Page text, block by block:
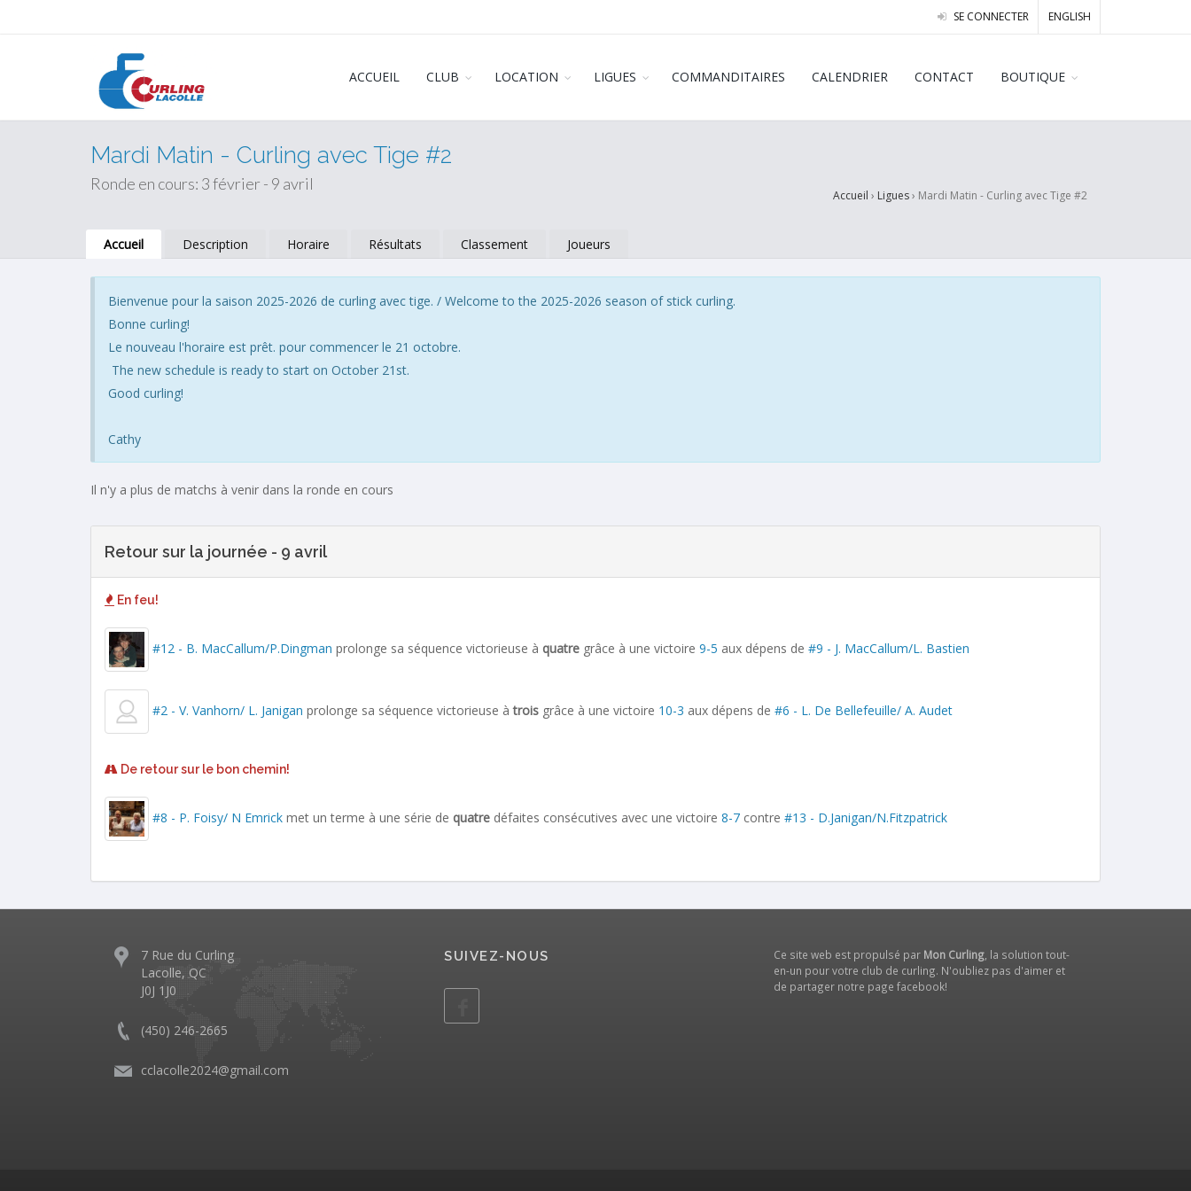
SE CONNECTER ENGLISH
ACCUEIL CLUB LOCATION LIGUES COMMANDITAIRES CALENDRIER CONTACT BOUTIQUE
Mardi Matin - Curling avec Tige #2
Ronde en cours: 3 février - 9 avril
Accueil › Ligues› Mardi Matin - Curling avec Tige #2
Accueil Description Horaire Résultats Classement Joueurs
Bienvenue pour la saison 2025-2026 de curling avec tige. / Welcome to the 2025-2026 season of stick curling.
Bonne curling!
Le nouveau l'horaire est prêt. pour commencer le 21 octobre.
The new schedule is ready to start on October 21st.
Good curling!
Cathy
Il n'y a plus de matchs à venir dans la ronde en cours
Retour sur la journée - 9 avril
En feu!
#12 - B. MacCallum/P.Dingman prolonge sa séquence victorieuse à quatre grâce à une victoire 9-5 aux dépens de #9 - J. MacCallum/L. Bastien
#2 - V. Vanhorn/ L. Janigan prolonge sa séquence victorieuse àtrois grâce à une victoire 10-3 aux dépens de #6 - L. De Bellefeuille/ A. Audet
De retour sur le bon chemin!
#8 - P. Foisy/ N Emrick met un terme à une série de quatre défaites consécutives avec une victoire 8-7 contre #13 - D.Janigan/N.Fitzpatrick
7 Rue du Curling
Lacolle, QC
J0J 1J0
(450) 246-2665
cclacolle2024@gmail.com
SUIVEZ-NOUS Ce site web est propulsé par Mon Curling, la solution tout-
en-un pour votre club de curling. N'oubliez pas d'aimer et
de partager notre page facebook!